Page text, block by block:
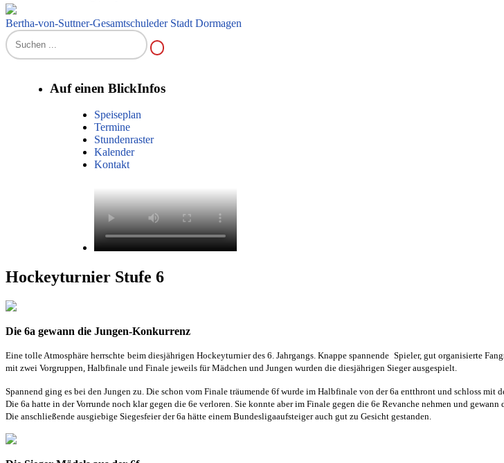
Bertha-von-Suttner-Gesamtschuleder Stadt Dormagen
Auf einen BlickInfos
Speiseplan
Termine
Stundenraster
Kalender
Kontakt
Hockeyturnier Stufe 6
Die 6a gewann die Jungen-Konkurrenz
Eine tolle Atmosphäre herrschte beim diesjährigen Hockeyturnier des 6. Jahrgangs. Knappe spannende Spieler, gut organisierte
mit zwei Vorgruppen, Halbfinale und Finale jeweils für Mädchen und Jungen wurden die diesjährigen Sieger ausgespielt.
Spannend ging es bei den Jungen zu. Die schon vom Finale träumende 6f wurde im Halbfinale von der 6a entthront und schloss mit
Die 6a hatte in der Vorrunde noch klar gegen die 6e verloren. Sie konnte aber im Finale gegen die 6e Revanche nehmen und gewann
Die anschließende ausgiebige Siegesfeier der 6a hätte einem Bundesligaaufsteiger auch gut zu Gesicht gestanden.